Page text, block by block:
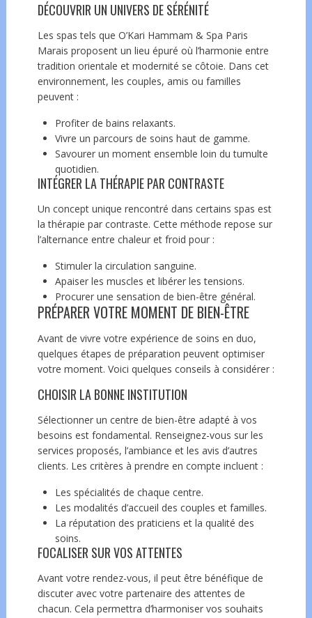
DÉCOUVRIR UN UNIVERS DE SÉRÉNITÉ
Les spas tels que O’Kari Hammam & Spa Paris
Marais proposent un lieu épuré où l’harmonie entre
tradition orientale et modernité se côtoie. Dans cet
environnement, les couples, amis ou familles
peuvent :
Profiter de bains relaxants.
Vivre un parcours de soins haut de gamme.
Savourer un moment ensemble loin du tumulte
quotidien.
INTÉGRER LA THÉRAPIE PAR CONTRASTE
Un concept unique rencontré dans certains spas est
la thérapie par contraste. Cette méthode repose sur
l’alternance entre chaleur et froid pour :
Stimuler la circulation sanguine.
Apaiser les muscles et libérer les tensions.
Procurer une sensation de bien-être général.
PRÉPARER VOTRE MOMENT DE BIEN-ÊTRE
Avant de vivre votre expérience de soins en duo,
quelques étapes de préparation peuvent optimiser
votre moment. Voici quelques conseils à considérer :
CHOISIR LA BONNE INSTITUTION
Sélectionner un centre de bien-être adapté à vos
besoins est fondamental. Renseignez-vous sur les
services proposés, l’ambiance et les avis d’autres
clients. Les critères à prendre en compte incluent :
Les spécialités de chaque centre.
Les modalités d’accueil des couples et familles.
La réputation des praticiens et la qualité des
soins.
FOCALISER SUR VOS ATTENTES
Avant votre rendez-vous, il peut être bénéfique de
discuter avec votre partenaire des attentes de
chacun. Cela permettra d’harmoniser vos souhaits